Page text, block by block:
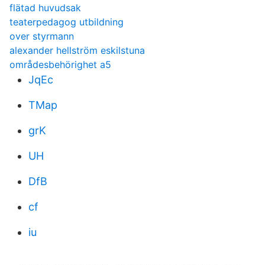
flätad huvudsak
teaterpedagog utbildning
over styrmann
alexander hellström eskilstuna
områdesbehörighet a5
JqEc
TMap
grK
UH
DfB
cf
iu